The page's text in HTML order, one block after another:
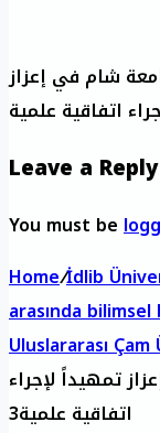
شام في إعزاز
اتفاقية علمية
Leave a Reply
You must be
Home/İdlib
arasında bilimsel
Uluslararası
تمهيداً لإجراء
اتفاقية علمية3